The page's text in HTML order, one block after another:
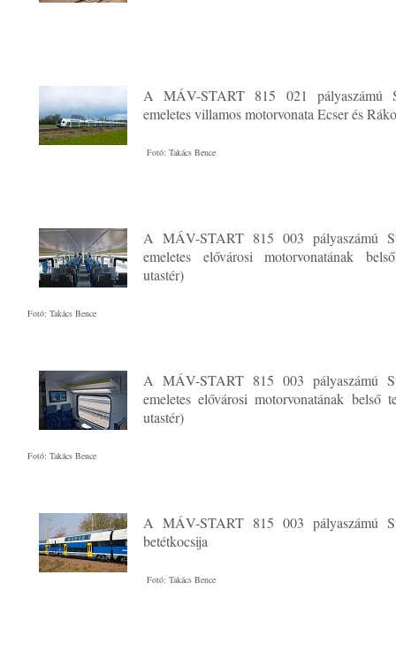
A MÁV-START 815 021 pályaszámú
emeletes villamos motorvonata Ecser és
Fotó: Takács Bence
A MÁV-START 815 003 pályaszámú
emeletes elővárosi motorvonatának
utastér)
Fotó: Takács Bence
A MÁV-START 815 003 pályaszámú
emeletes elővárosi motorvonatának belső
utastér)
Fotó: Takács Bence
A MÁV-START 815 003 pályaszámú
betétkocsija
Fotó: Takács Bence